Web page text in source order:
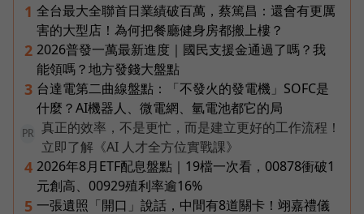
1 全台最大全聯首日業績破百萬，蔡篤昌：還會有更厲
害的大型店！為何把餐廳健身房都搬上樓？
2 2026普發一萬最新進度｜國民支援金通過了嗎？我
能領嗎？地方發錢大盤點
3 台達電第二曲線盤點：「不發火的發電機」SOFC是
什麼？AI機器人、微電網、氫電池都它的局
PR
真正的效率，不是更忙，而是建立更好的工作流程！
立即了解《AI 人才全方位實戰課》
4 2026年8月ETF配息盤點｜19檔一次看，00878衝破1
元創高、00929殖利率逾16%
5 一張遺照「開口」說話，中間有8道關卡！翊嘉禮儀